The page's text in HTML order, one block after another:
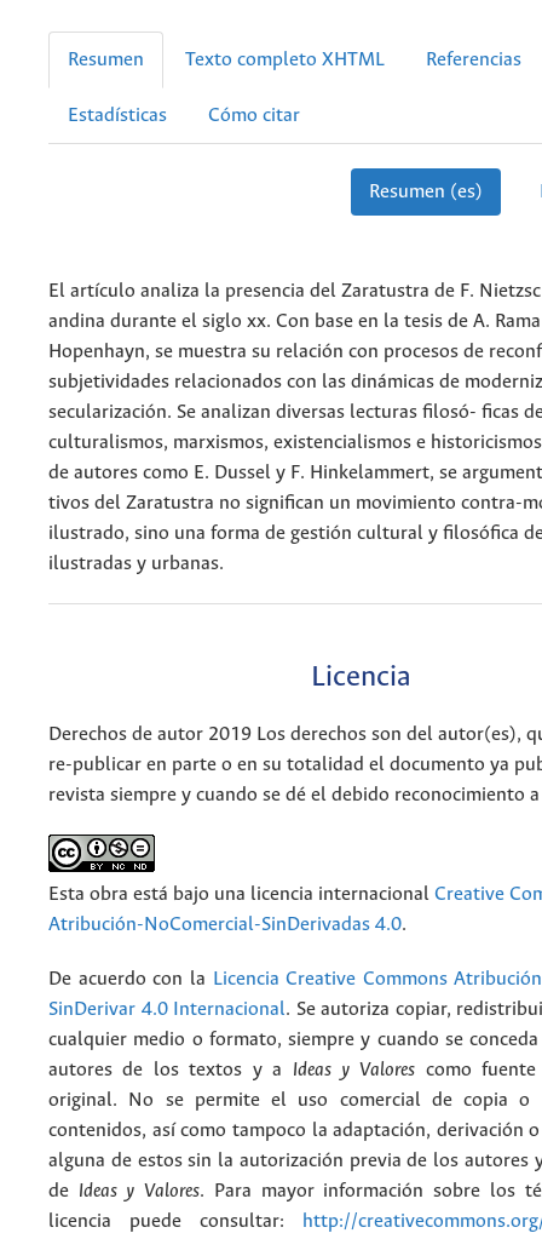
Resumen Texto completo XHTML Referencias
Estadísticas Cómo citar
Resumen (es)
El artículo analiza la presencia del Zaratustra de F.
andina durante el siglo xx. Con base en la tesis de A.
Hopenhayn, se muestra su relación con procesos de
subjetividades relacionados con las dinámicas de
secularización. Se analizan diversas lecturas filosó- ficas
culturalismos, marxismos, existencialismos e
de autores como E. Dussel y F. Hinkelammert, se
tivos del Zaratustra no significan un movimiento contra-
ilustrado, sino una forma de gestión cultural y filosófica
ilustradas y urbanas.
Licencia
Derechos de autor 2019 Los derechos son del autor(es),
re-publicar en parte o en su totalidad el documento ya
revista siempre y cuando se dé el debido reconocimiento
Esta obra está bajo una licencia internacional Creative
Atribución-NoComercial-SinDerivadas 4.0.
De acuerdo con la Licencia Creative Commons
SinDerivar 4.0 Internacional. Se autoriza copiar,
cualquier medio o formato, siempre y cuando se
autores de los textos y a Ideas y Valores como
original. No se permite el uso comercial de copia o
contenidos, así como tampoco la adaptación, derivación
alguna de estos sin la autorización previa de los autores
de Ideas y Valores. Para mayor información sobre los
licencia puede consultar:
http://